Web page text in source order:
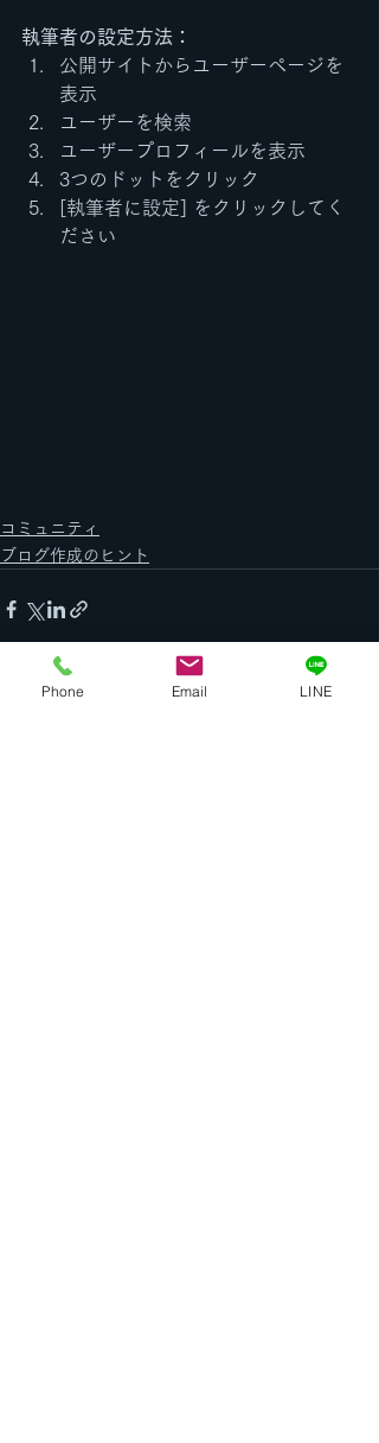
執筆者の設定方法：
公開サイトからユーザーページを
表示
ユーザーを検索
ユーザープロフィールを表示
3つのドットをクリック
[執筆者に設定] をクリックしてく
ださい
コミュニティ
ブログ作成のヒント
Phone Email LINE